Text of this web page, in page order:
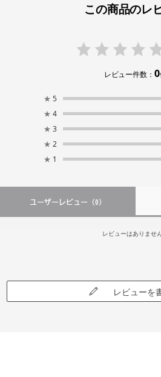
この商品のレ
レビュー件数：0
★ 5
★ 4
★ 3
★ 2
★ 1
ユーザーレビュー （0）
レビューはありません
レビューを